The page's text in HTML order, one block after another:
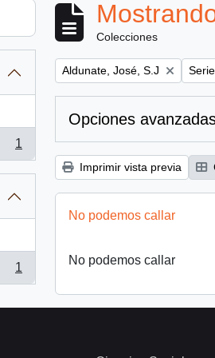
1
1
Colecciones
Remove filter:
Aldunate, José, S.J Serie
Opciones
Imprimir vista previa
No podemos callar
No podemos callar